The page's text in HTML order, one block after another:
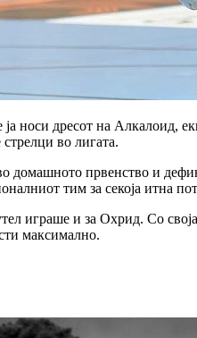
носи дресот на Алкалоид,
во лигата.
домашното првенство и
тим за секоја итна
играше и за Охрид. Со
максимално.